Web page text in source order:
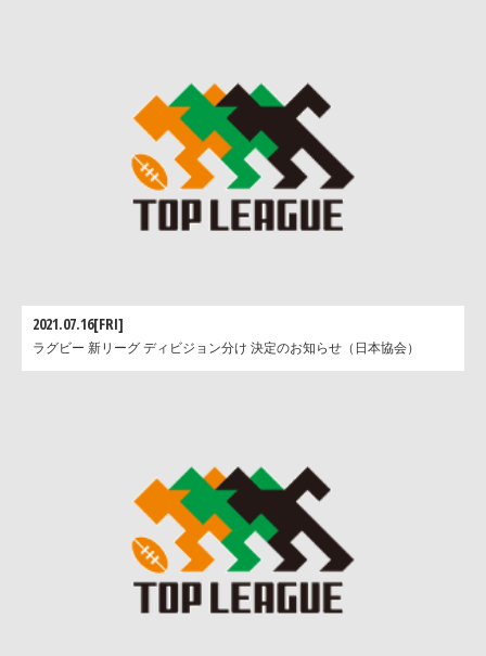
2021.07.16[FRI]
ラグビー 新リーグ ディビジョン分け 決定のお知らせ（日本協会）